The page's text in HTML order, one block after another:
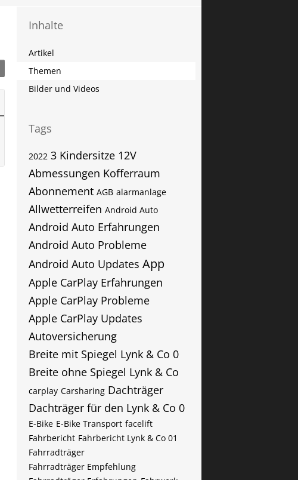
Inhalte
Artikel
Themen
Bilder und Videos
Tags
2022 3 Kindersitze 12V
Abmessungen Kofferraum
Abonnement AGB alarmanlage
Allwetterreifen Android Auto
Android Auto Erfahrungen
Android Auto Probleme
Android Auto Updates App
Apple CarPlay Erfahrungen
Apple CarPlay Probleme
Apple CarPlay Updates
Autoversicherung
Breite mit Spiegel Lynk & Co 0
Breite ohne Spiegel Lynk & Co
carplay Carsharing Dachträger
Dachträger für den Lynk & Co 0
E-Bike E-Bike Transport facelift
Fahrbericht Fahrbericht Lynk & Co 01
Fahrradträger
Fahrradträger Empfehlung